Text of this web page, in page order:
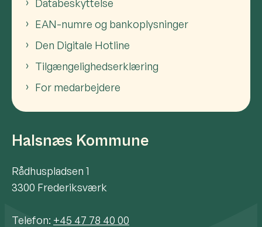
Databeskyttelse
EAN-numre og bankoplysninger
Den Digitale Hotline
Tilgængelighedserklæring
For medarbejdere
Halsnæs Kommune
Rådhuspladsen 1
3300 Frederiksværk
Telefon: +45 47 78 40 00